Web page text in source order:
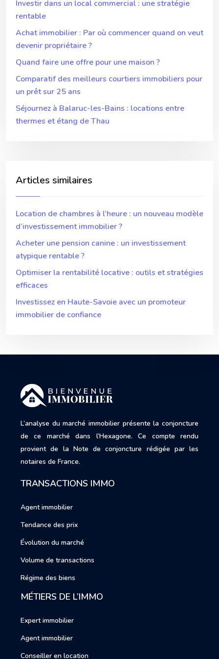
Investir dans un local commercial : une stratégie
rentable
Achat immobilier : Par où commencer quand on veut
devenir propriétaire ?
Quand faire une offre pour une maison ?
Comparatif des meilleurs courtiers immobiliers pour
un prêt sur 25 ans
Séjournez à Balaruc-les-Bains : locations entre
thermes et étang de Thau
Articles similaires
Location de chambres à l’heure : un nouveau modèle
d’investissement immobilier ?
Acheter une pension canine : un investissement
atypique rentable ?
Optimiser la rentabilité locative : outils et stratégies
efficaces
Investissez en Haute-Savoie avec un promoteur
immobilier de confiance
L’analyse du marché immobilier présente la conjoncture
de ce marché dans l’Hexagone. Ce compte rendu
provient de la Note de conjoncture rédigée par les
notaires de France.
TRANSACTIONS IMMO
Agent immobilier
Tendance des prix
Évolution du marché
Volume de transactions
Régime des biens
MÉTIERS DE L’IMMO
Expert immobilier
Agent immobilier
Conseiller en location